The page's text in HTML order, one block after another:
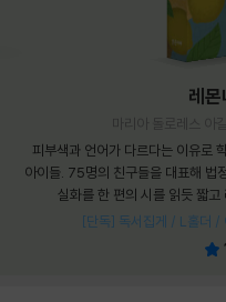
레
피부색과 언어가 다르다는 이유로
아이들. 75명의 친구들을 대표해 법
실화를 한 편의 시를 읽듯 짧고
[단독] 독서집게 / L홀더 /